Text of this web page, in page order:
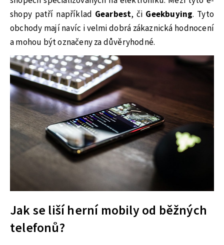
shopy patří například Gearbest, či Geekbuying. Tyto
obchody mají navíc i velmi dobrá zákaznická hodnocení
a mohou být označeny za důvěryhodné.
Jak se liší herní mobily od běžných
telefonů?